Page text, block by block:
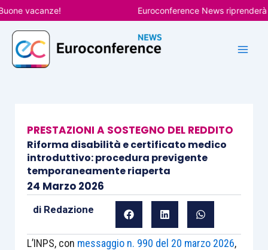
Vai
al
contenuto
vacanze! Euroconference News riprenderà le
PRESTAZIONI A SOSTEGNO DEL REDDITO
Riforma disabilità e certificato medico
introduttivo: procedura previgente
temporaneamente riaperta
24 Marzo 2026
di Redazione
L’INPS, con messaggio n. 990 del 20 marzo 2026,